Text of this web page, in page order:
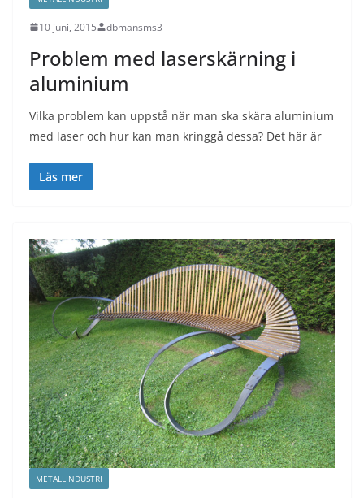
10 juni, 2015 dbmansms3
Problem med laserskärning i
aluminium
Vilka problem kan uppstå när man ska skära aluminium
med laser och hur kan man kringgå dessa? Det här är
Läs mer
METALLINDUSTRI